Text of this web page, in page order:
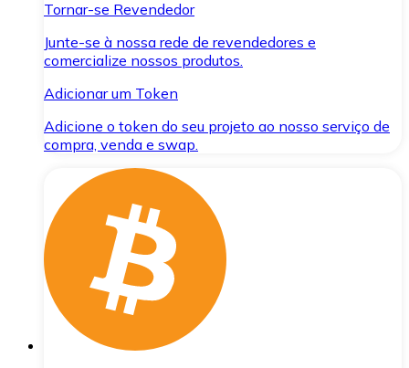
Tornar-se Revendedor
Junte-se à nossa rede de revendedores e
comercialize nossos produtos.
Adicionar um Token
Adicione o token do seu projeto ao nosso serviço de
compra, venda e swap.